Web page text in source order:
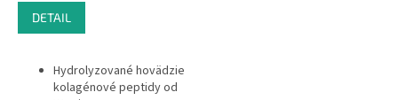
DETAIL
Hydrolyzované hovädzie
kolagénové peptidy od